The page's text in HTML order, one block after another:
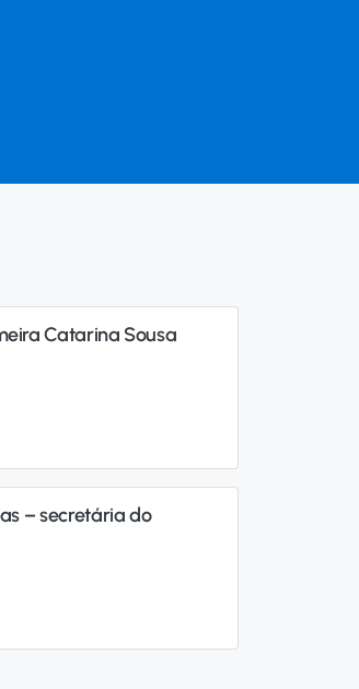
Catarina Sousa
– secretária do